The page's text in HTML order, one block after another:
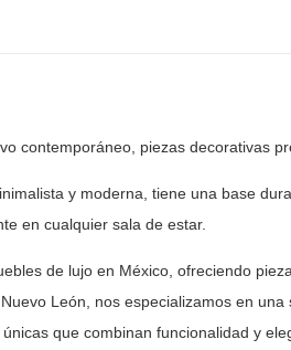
contemporáneo, piezas decorativas
y moderna, tiene una base
en cualquier sala de estar.
de lujo en México, ofreciendo
León, nos especializamos en una
que combinan funcionalidad y